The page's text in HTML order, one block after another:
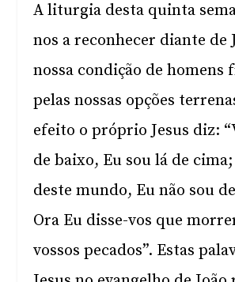
A liturgia desta quinta
nos a reconhecer diante de
nossa condição de homens
pelas nossas opções
efeito o próprio Jesus diz:
de baixo, Eu sou lá de
deste mundo, Eu não sou
Ora Eu disse-vos que
vossos pecados”. Estas